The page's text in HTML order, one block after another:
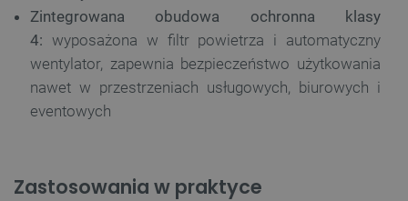
Zintegrowana obudowa ochronna klasy
4: wyposażona w filtr powietrza i automatyczny
wentylator, zapewnia bezpieczeństwo użytkowania
nawet w przestrzeniach usługowych, biurowych i
eventowych
Zastosowania w praktyce